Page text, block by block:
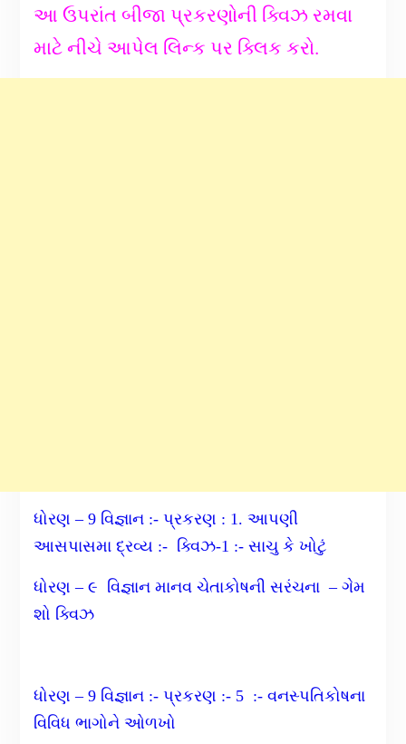
આ ઉપરાંત બીજા પ્રકરણોની ક્વિઝ રમવા
માટે નીચે આપેલ લિન્ક પર ક્લિક કરો.
ધોરણ – 9 વિજ્ઞાન :- પ્રકરણ : 1. આપણી
આસપાસમા દ્રવ્ય :- ક્વિઝ-1 :- સાચુ કે ખોટું
ધોરણ – ૯ વિજ્ઞાન માનવ ચેતાકોષની સરંચના – ગેમ
શો ક્વિઝ
ધોરણ – 9 વિજ્ઞાન :- પ્રકરણ :- 5 :- વનસ્પતિકોષના
વિવિધ ભાગોને ઓળખો